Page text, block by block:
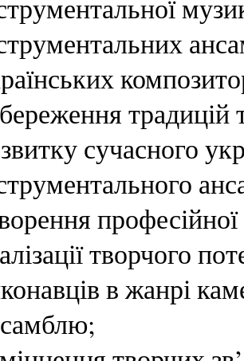
традицій
сучасного
творчого
в жанрі